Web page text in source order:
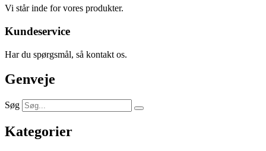
Vi står inde for vores produkter.
Kundeservice
Har du spørgsmål, så kontakt os.
Genveje
Søg
Kategorier